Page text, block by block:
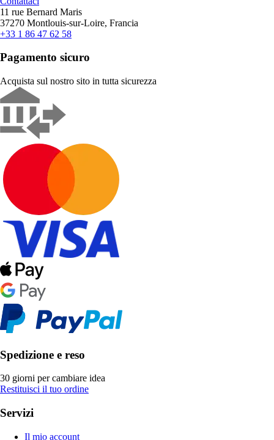
11 rue Bernard Maris
37270 Montlouis-sur-Loire, Francia
+33 1 86 47 62 58
Pagamento sicuro
Acquista sul nostro sito in tutta sicurezza
Spedizione e reso
30 giorni per cambiare idea
Restituisci il tuo ordine
Servizi
Il mio account